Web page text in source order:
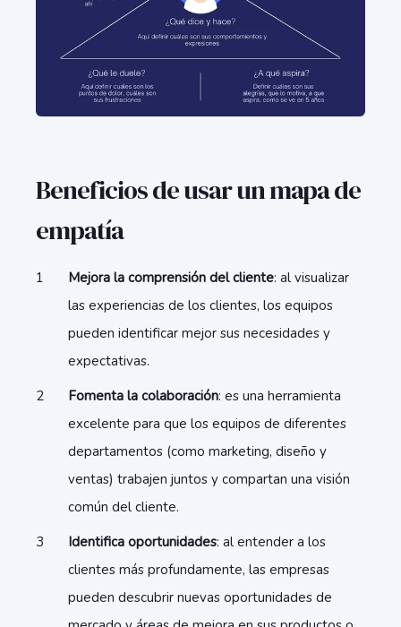
Beneficios de usar un mapa de
empatía
Mejora la comprensión del cliente: al visualizar
las experiencias de los clientes, los equipos
pueden identificar mejor sus necesidades y
expectativas.
Fomenta la colaboración: es una herramienta
excelente para que los equipos de diferentes
departamentos (como marketing, diseño y
ventas) trabajen juntos y compartan una visión
común del cliente.
Identifica oportunidades: al entender a los
clientes más profundamente, las empresas
pueden descubrir nuevas oportunidades de